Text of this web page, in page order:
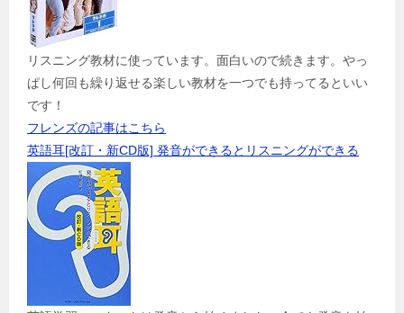
リスニング教材に使っています。面白いので続きます。やっ
ぱし何回も繰り返せる楽しい教材を一つでも持ってるといい
です！
フレンズの記事はこちら
英語耳[改訂・新CD版] 発音ができるとリスニングができる